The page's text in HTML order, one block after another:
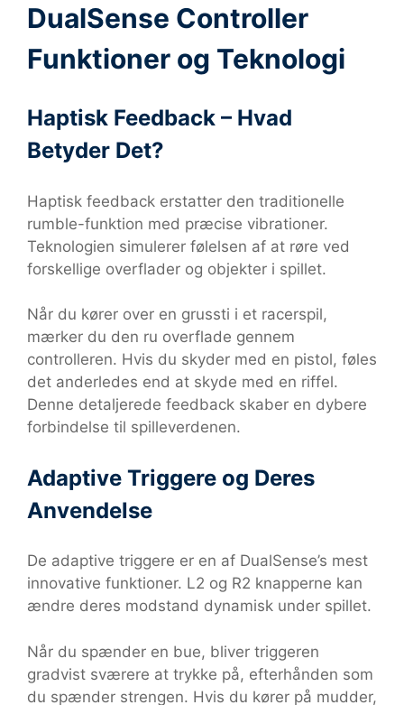
DualSense Controller
Funktioner og Teknologi
Haptisk Feedback – Hvad
Betyder Det?
Haptisk feedback erstatter den traditionelle
rumble-funktion med præcise vibrationer.
Teknologien simulerer følelsen af at røre ved
forskellige overflader og objekter i spillet.
Når du kører over en grussti i et racerspil,
mærker du den ru overflade gennem
controlleren. Hvis du skyder med en pistol, føles
det anderledes end at skyde med en riffel.
Denne detaljerede feedback skaber en dybere
forbindelse til spilleverdenen.
Adaptive Triggere og Deres
Anvendelse
De adaptive triggere er en af DualSense’s mest
innovative funktioner. L2 og R2 knapperne kan
ændre deres modstand dynamisk under spillet.
Når du spænder en bue, bliver triggeren
gradvist sværere at trykke på, efterhånden som
du spænder strengen. Hvis du kører på mudder,